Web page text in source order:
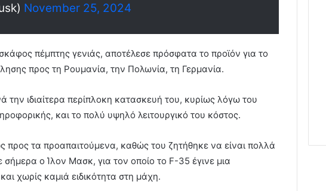
November 25, 2024
πέμπτης γενιάς, αποτέλεσε πρόσφατα το προϊόν για το
προς τη Ρουμανία, την Πολωνία, τη Γερμανία.
την ιδιαίτερα περίπλοκη κατασκευή του, κυρίως λόγω του
και το πολύ υψηλό λειτουργικό του κόστος.
προς τα προαπαιτούμενα, καθώς του ζητήθηκε να είναι πολλά
ο Ίλον Μασκ, για τον οποίο το F-35 έγινε μια
χωρίς καμιά ειδικότητα στη μάχη.